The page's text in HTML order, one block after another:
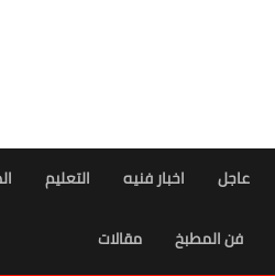
عاجل اخبار فنيه التعليم
فن المطبخ مقالات